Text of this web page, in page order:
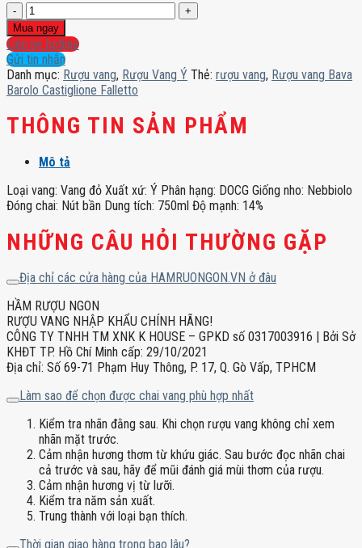
Rượu
vang
Bava
Barolo
Castiglione
Falletto
số
lượng
Mua ngay
Liên hệ hotline
Gửi tin nhắn
Danh mục: Rượu vang, Rượu Vang Ý Thẻ: rượu vang, Rượu vang Bava
Barolo Castiglione Falletto
THÔNG TIN SẢN PHẨM
Mô tả
Loại vang: Vang đỏ Xuất xứ: Ý Phân hạng: DOCG Giống nho: Nebbiolo
Đóng chai: Nút bần Dung tích: 750ml Độ mạnh: 14%
NHỮNG CÂU HỎI THƯỜNG GẶP
Địa chỉ các cửa hàng của HAMRUONGON.VN ở đâu
HẦM RƯỢU NGON
RƯỢU VANG NHẬP KHẨU CHÍNH HÃNG!
CÔNG TY TNHH TM XNK K HOUSE – GPKD số 0317003916 | Bởi Sở
KHĐT TP. Hồ Chí Minh cấp: 29/10/2021
Địa chỉ: Số 69-71 Phạm Huy Thông, P. 17, Q. Gò Vấp, TPHCM
Làm sao để chọn được chai vang phù hợp nhất
Kiểm tra nhãn đằng sau. Khi chọn rượu vang không chỉ xem
nhãn mặt trước.
Cảm nhận hương thơm từ khứu giác. Sau bước đọc nhãn chai
cả trước và sau, hãy để mũi đánh giá mùi thơm của rượu.
Cảm nhận hương vị từ lưỡi.
Kiểm tra năm sản xuất.
Trung thành với loại bạn thích.
Thời gian giao hàng trong bao lâu?